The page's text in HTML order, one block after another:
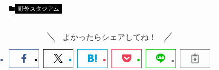
野外スタジアム
よかったらシェアしてね！